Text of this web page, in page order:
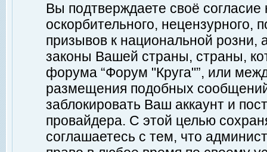
Вы подтверждаете своё
оскорбительного, нецензурного,
призывов к национальной
законы Вашей страны, страны,
форума “Форум "Круга"”, или
размещения подобных
заблокировать Ваш аккаунт и
провайдера. С этой целью
соглашаетесь с тем, что